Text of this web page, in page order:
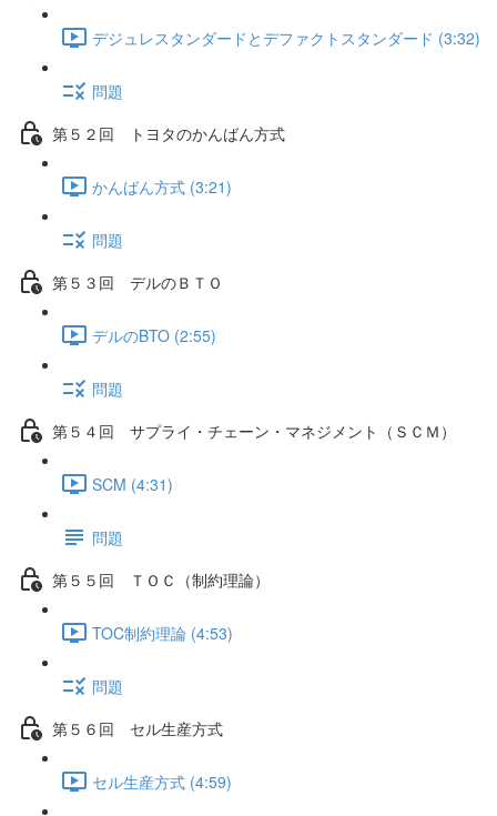
デジュレスタンダードとデファクトスタンダード (3:32)
問題
第５２回 トヨタのかんばん方式
かんばん方式 (3:21)
問題
第５３回 デルのＢＴＯ
デルのBTO (2:55)
問題
第５４回 サプライ・チェーン・マネジメント（ＳＣＭ）
SCM (4:31)
問題
第５５回 ＴＯＣ（制約理論）
TOC制約理論 (4:53)
問題
第５６回 セル生産方式
セル生産方式 (4:59)